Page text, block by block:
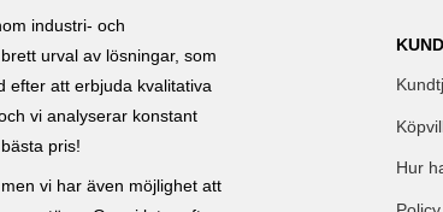
industri- och
urval av lösningar, som
efter att erbjuda kvalitativa
vi analyserar konstant
pris!
vi har även möjlighet att
Hur